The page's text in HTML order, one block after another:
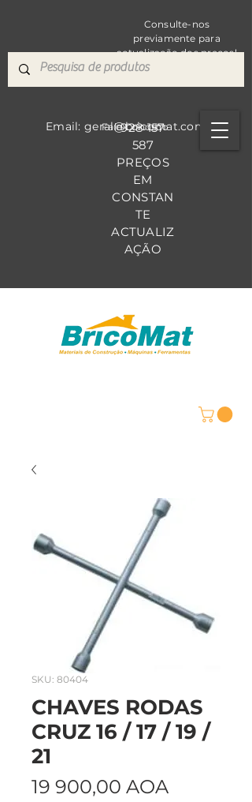
Consulte-nos
previamente para
actualização dos preços!
928 157
587
PREÇOS
EM
CONSTAN
TE
ACTUALIZ
AÇÃO
Fale Conosco
Email: geral@bricomat.com
SKU: 80404
CHAVES RODAS
CRUZ 16 / 17 / 19 /
21
19 900,00 AOA